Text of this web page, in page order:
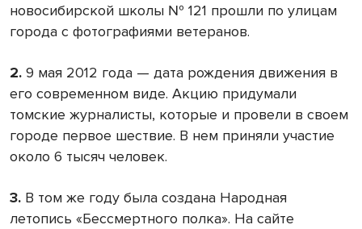
новосибирской школы № 121 прошли по улицам
города с фотографиями ветеранов.
2. 9 мая 2012 года — дата рождения движения в
его современном виде. Акцию придумали
томские журналисты, которые и провели в своем
городе первое шествие. В нем приняли участие
около 6 тысяч человек.
3. В том же году была создана Народная
летопись «Бессмертного полка». На сайте